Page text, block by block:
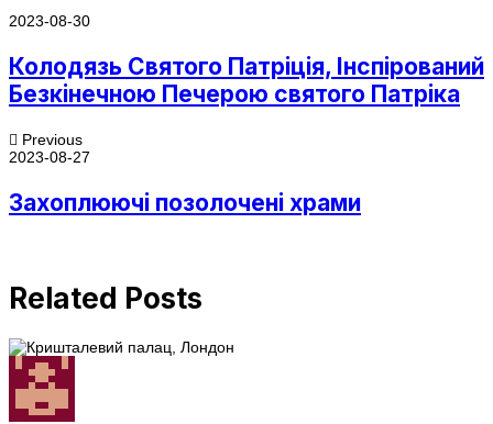
2023-08-30
Колодязь Святого Патріція, Інспірований
Безкінечною Печерою святого Патріка
Previous
2023-08-27
Захоплюючі позолочені храми
Related Posts